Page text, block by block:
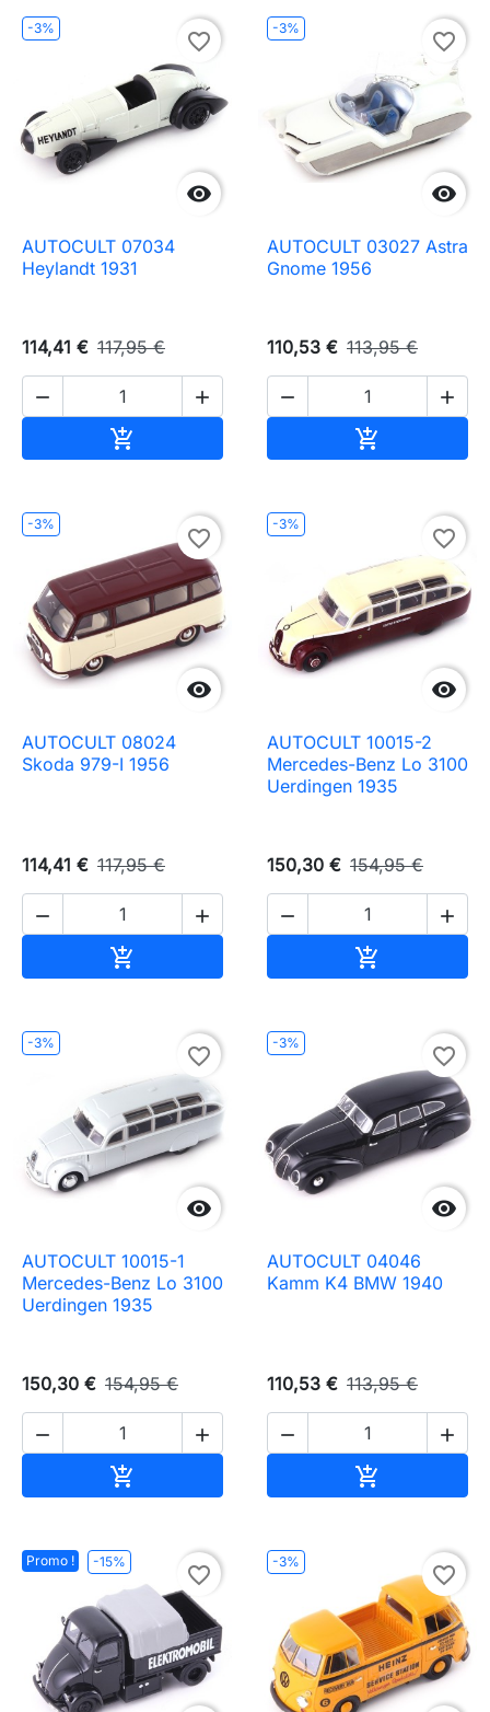
-3%

favorite_border
AUTOCULT 07034
Heylandt 1931
114,41 € 117,95 €
 

-3%

favorite_border
AUTOCULT 03027 Astra
Gnome 1956
110,53 € 113,95 €
 

-3%

favorite_border
AUTOCULT 08024
Skoda 979-I 1956
114,41 € 117,95 €
 

-3%

favorite_border
AUTOCULT 10015-2
Mercedes-Benz Lo 3100
Uerdingen 1935
150,30 € 154,95 €
 

-3%

favorite_border
AUTOCULT 10015-1
Mercedes-Benz Lo 3100
Uerdingen 1935
150,30 € 154,95 €
 

-3%

favorite_border
AUTOCULT 04046
Kamm K4 BMW 1940
110,53 € 113,95 €
 

Promo ! -15%
favorite_border
-3%
favorite_border